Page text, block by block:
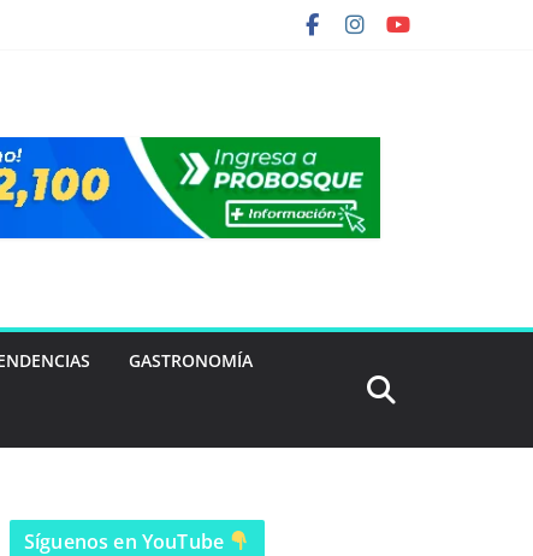
GASTRONOMÍA
Síguenos en YouTube